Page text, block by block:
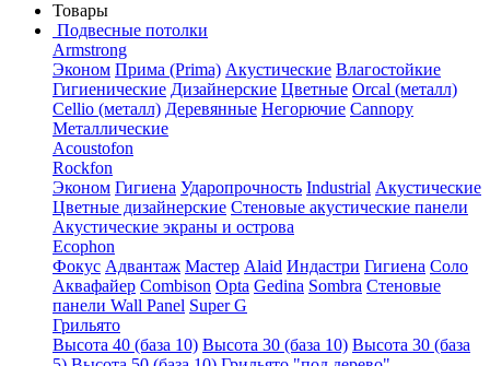
Товары
Подвесные потолки
Armstrong
Эконом Прима (Prima) Акустические Влагостойкие
Гигиенические Дизайнерские Цветные Orcal (металл)
Cellio (металл) Деревянные Негорючие Cannopy
Металлические
Acoustofon
Rockfon
Эконом Гигиена Ударопрочность Industrial Акустические
Цветные дизайнерские Стеновые акустические панели
Акустические экраны и острова
Ecophon
Фокус Адвантаж Мастер Alaid Индастри Гигиена Соло
Аквафайер Combison Opta Gedina Sombra Стеновые
панели Wall Panel Super G
Грильято
Высота 40 (база 10) Высота 30 (база 10) Высота 30 (база